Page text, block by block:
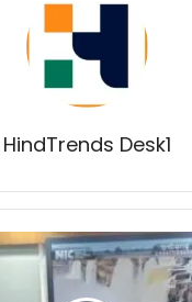
HindTrends Desk1